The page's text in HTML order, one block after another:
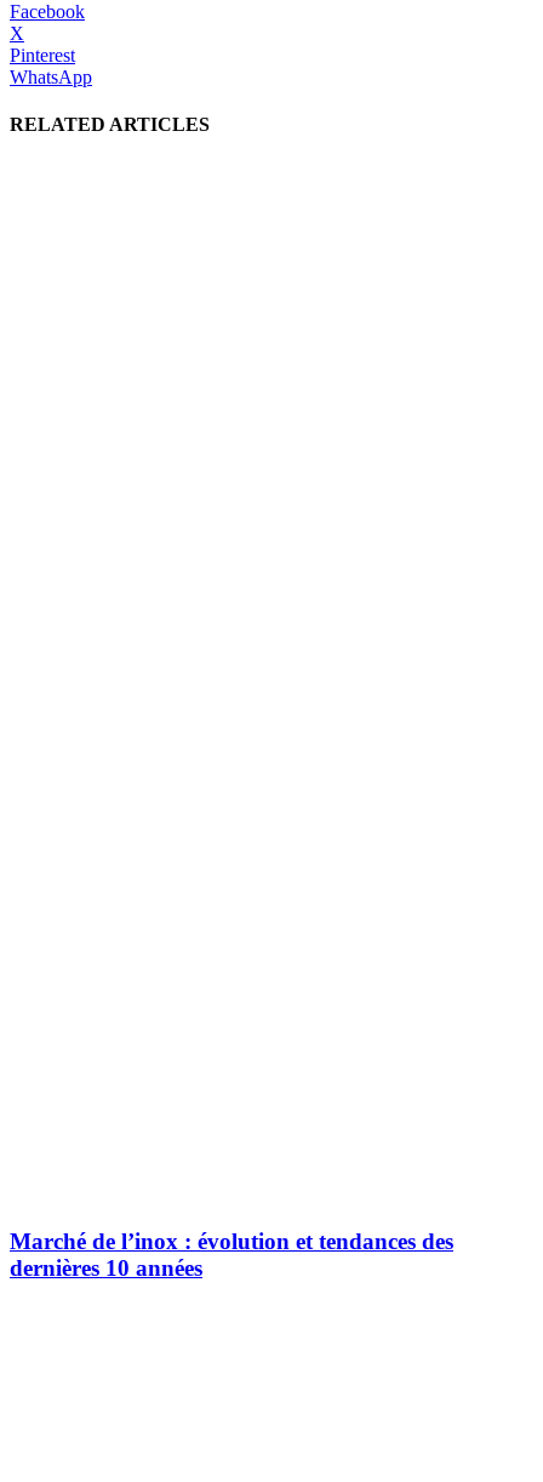
Facebook
X
Pinterest
WhatsApp
RELATED ARTICLES
Marché de l’inox : évolution et tendances des
dernières 10 années